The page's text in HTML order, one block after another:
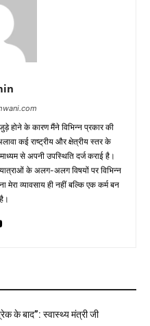
होने के कारण मैंने विभिन्न प्रकार की
कई राष्ट्रीय और क्षेत्रीय स्तर के
से अपनी उपस्थिति दर्ज कराई है।
यात्राओं के अलग-अलग विषयों पर विभिन्न
व्यावसाय ही नहीं बल्कि एक कर्म बन
के बाद”: स्वास्थ्य मंत्री जी